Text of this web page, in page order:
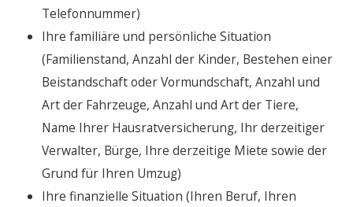
Telefonnummer)
Ihre familiäre und persönliche Situation
(Familienstand, Anzahl der Kinder, Bestehen einer
Beistandschaft oder Vormundschaft, Anzahl und
Art der Fahrzeuge, Anzahl und Art der Tiere,
Name Ihrer Hausratversicherung, Ihr derzeitiger
Verwalter, Bürge, Ihre derzeitige Miete sowie der
Grund für Ihren Umzug)
Ihre finanzielle Situation (Ihren Beruf, Ihren